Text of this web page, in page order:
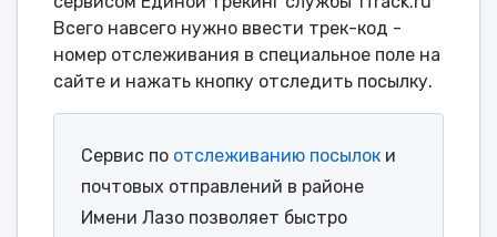
Всего навсего нужно ввести трек-код -
номер отслеживания в специальное поле на
сайте и нажать кнопку отследить посылку.
Сервис по отслеживанию посылок и
почтовых отправлений в районе
Имени Лазо позволяет быстро